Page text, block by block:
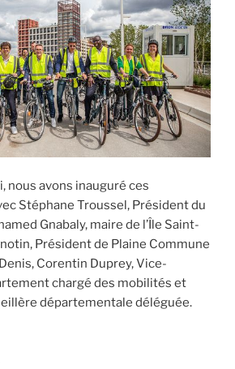
nous avons inauguré ces
Stéphane Troussel, Président du
Gnabaly, maire de l’Île Saint-
Président de Plaine Commune
Corentin Duprey, Vice-
chargé des mobilités et
départementale déléguée.